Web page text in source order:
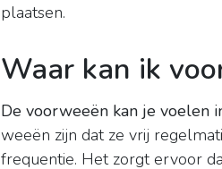
plaatsen.
Waar kan ik
De voorweeën kan je voelen
weeën zijn dat ze vrij
frequentie. Het zorgt ervoor